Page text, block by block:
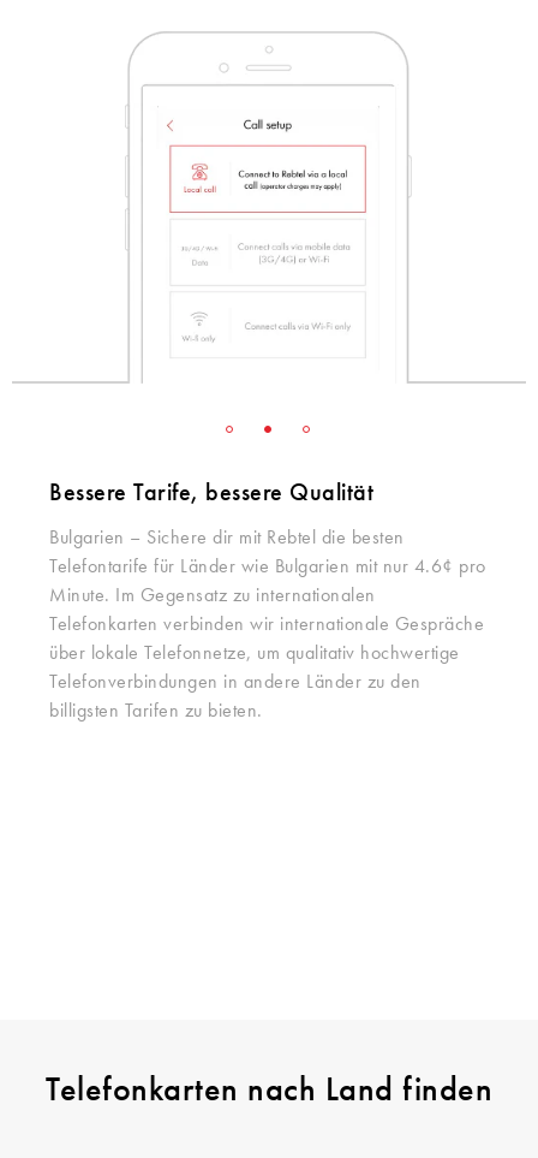
Bessere Tarife, bessere Qualität
Bulgarien – Sichere dir mit Rebtel die besten
Telefontarife für Länder wie Bulgarien mit nur 4.6¢ pro
Minute. Im Gegensatz zu internationalen
Telefonkarten verbinden wir internationale Gespräche
über lokale Telefonnetze, um qualitativ hochwertige
Telefonverbindungen in andere Länder zu den
billigsten Tarifen zu bieten.
Telefonkarten nach Land finden